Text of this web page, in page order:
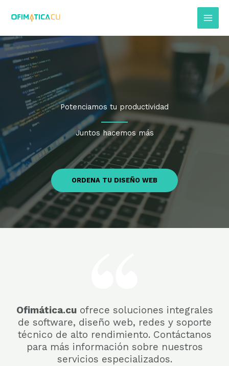
Potenciamos tu productividad
Juntos hacemos más
ORDENA TU DISEÑO WEB
Ofimática.cuofrece soluciones integrales
de software, diseño web, redes y soporte
técnico de alto rendimiento. Contáctanos
para más información sobre nuestros
servicios especializados.